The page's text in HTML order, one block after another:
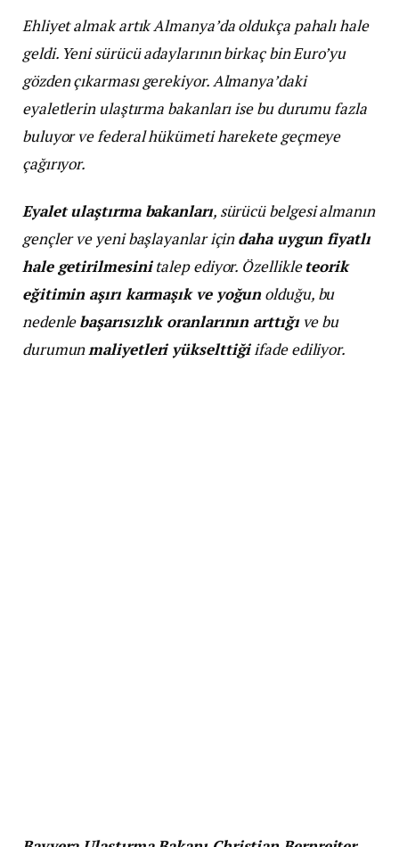
Ehliyet almak artık Almanya’da oldukça pahalı hale
geldi. Yeni sürücü adaylarının birkaç bin Euro’yu
gözden çıkarması gerekiyor. Almanya’daki
eyaletlerin ulaştırma bakanları ise bu durumu fazla
buluyor ve federal hükümeti harekete geçmeye
çağırıyor.
Eyalet ulaştırma bakanları, sürücü belgesi almanın
gençler ve yeni başlayanlar içindaha uygun fiyatlı
hale getirilmesinitalep ediyor. Özellikleteorik
eğitimin aşırı karmaşık ve yoğunolduğu, bu
nedenlebaşarısızlık oranlarının arttığıve bu
durumunmaliyetleri yükselttiğiifade ediliyor.